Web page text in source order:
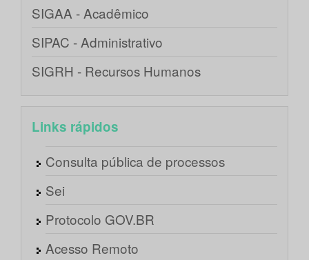
SIGAA - Acadêmico
SIPAC - Administrativo
SIGRH - Recursos Humanos
Links rápidos
Consulta pública de processos
Sei
Protocolo GOV.BR
Acesso Remoto